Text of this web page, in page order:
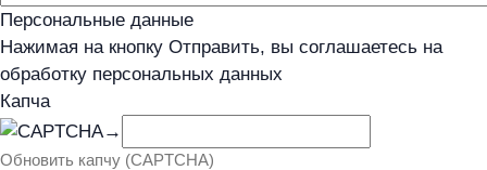
Персональные данные
Нажимая на кнопку Отправить, вы соглашаетесь на
обработку персональных данных
Капча
→
Обновить капчу (CAPTCHA)